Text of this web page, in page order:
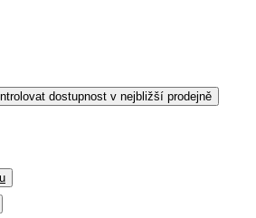
dostupnost v nejbližší prodejně